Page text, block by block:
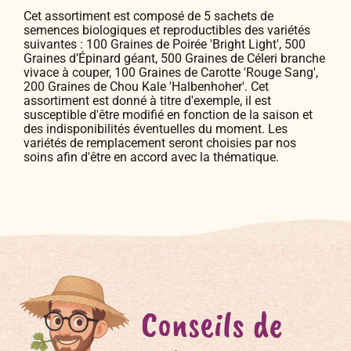
Cet assortiment est composé de 5 sachets de
semences biologiques et reproductibles des variétés
suivantes : 100 Graines de Poirée 'Bright Light', 500
Graines d’Épinard géant, 500 Graines de Céleri branche
vivace à couper, 100 Graines de Carotte 'Rouge Sang',
200 Graines de Chou Kale 'Halbenhoher'. Cet
assortiment est donné à titre d'exemple, il est
susceptible d'être modifié en fonction de la saison et
des indisponibilités éventuelles du moment. Les
variétés de remplacement seront choisies par nos
soins afin d'être en accord avec la thématique.
Conseils de